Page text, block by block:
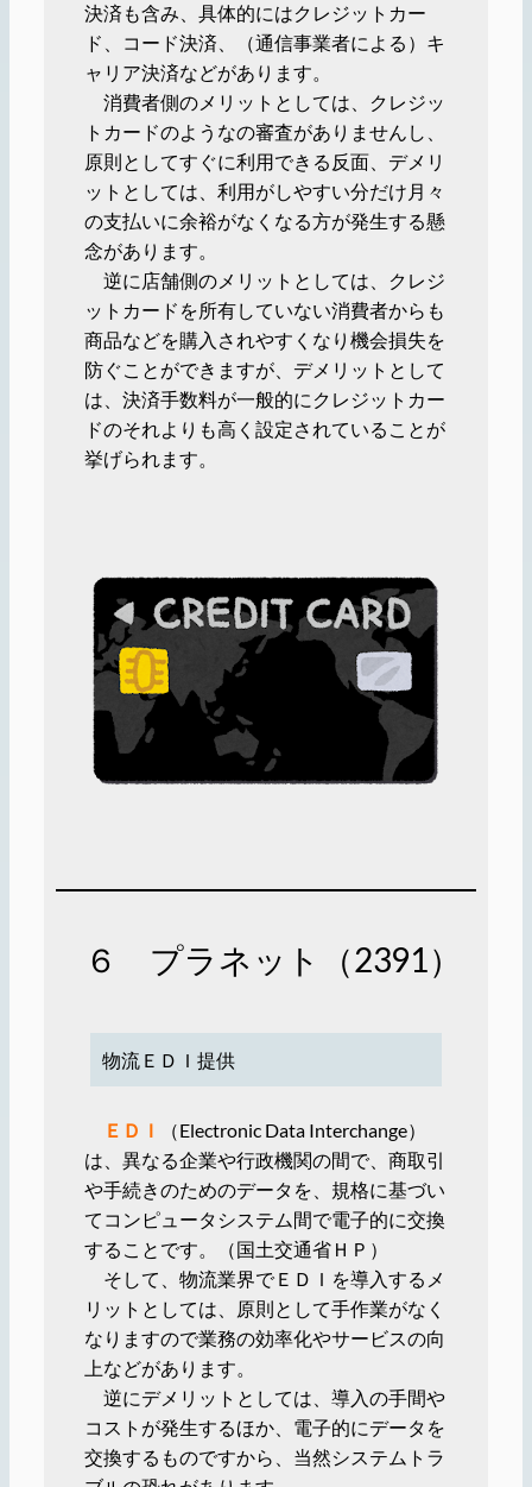
決済も含み、具体的にはクレジットカー
ド、コード決済、（通信事業者による）キ
ャリア決済などがあります。
消費者側のメリットとしては、クレジッ
トカードのようなの審査がありませんし、
原則としてすぐに利用できる反面、デメリ
ットとしては、利用がしやすい分だけ月々
の支払いに余裕がなくなる方が発生する懸
念があります。
逆に店舗側のメリットとしては、クレジ
ットカードを所有していない消費者からも
商品などを購入されやすくなり機会損失を
防ぐことができますが、デメリットとして
は、決済手数料が一般的にクレジットカー
ドのそれよりも高く設定されていることが
挙げられます。
６ プラネット（2391）
物流ＥＤＩ提供
ＥＤＩ
（Electronic Data Interchange）
は、異なる企業や行政機関の間で、商取引
や手続きのためのデータを、規格に基づい
てコンピュータシステム間で電子的に交換
することです。（国土交通省ＨＰ）
そして、物流業界でＥＤＩを導入するメ
リットとしては、原則として手作業がなく
なりますので業務の効率化やサービスの向
上などがあります。
逆にデメリットとしては、導入の手間や
コストが発生するほか、電子的にデータを
交換するものですから、当然システムトラ